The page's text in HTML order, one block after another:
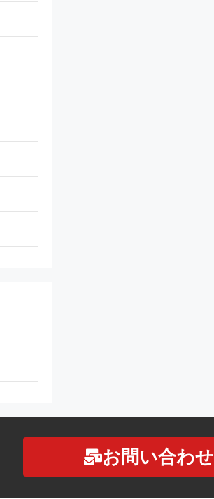
お問い合わせ